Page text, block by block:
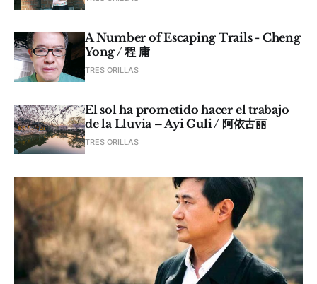
A Number of Escaping Trails - Cheng
Yong / 程 庸
TRES ORILLAS
El sol ha prometido hacer el trabajo
de la Lluvia – Ayi Guli / 阿依古丽
TRES ORILLAS